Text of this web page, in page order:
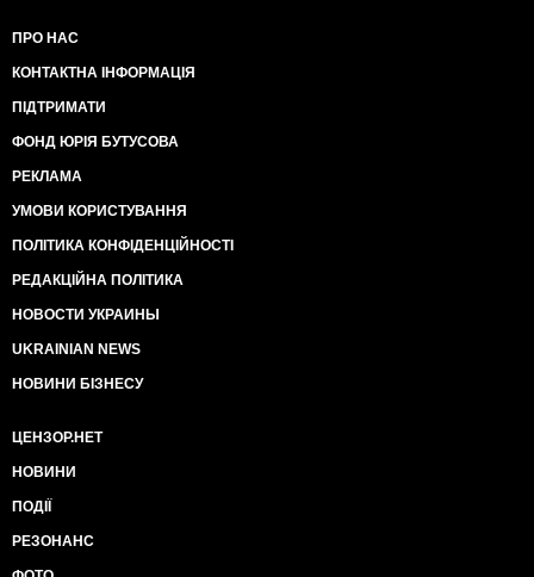
ПРО НАС
КОНТАКТНА ІНФОРМАЦІЯ
ПІДТРИМАТИ
ФОНД ЮРІЯ БУТУСОВА
РЕКЛАМА
УМОВИ КОРИСТУВАННЯ
ПОЛІТИКА КОНФІДЕНЦІЙНОСТІ
РЕДАКЦІЙНА ПОЛІТИКА
НОВОСТИ УКРАИНЫ
UKRAINIAN NEWS
НОВИНИ БІЗНЕСУ
ЦЕНЗОР.НЕТ
НОВИНИ
ПОДІЇ
РЕЗОНАНС